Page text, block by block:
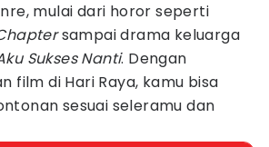
mulai dari horor seperti
sampai drama keluarga
Sukses Nanti. Dengan
film di Hari Raya, kamu bisa
sesuai seleramu dan